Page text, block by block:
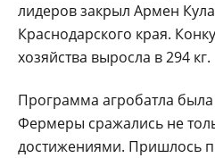
лидеров закрыл Армен
Краснодарского края.
хозяйства выросла в 294 кг.
Программа агробатла
Фермеры сражались не
достижениями. Пришлось